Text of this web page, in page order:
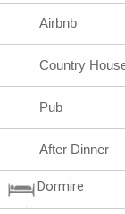
Airbnb
Country
Pub
After Dinner
Dormire